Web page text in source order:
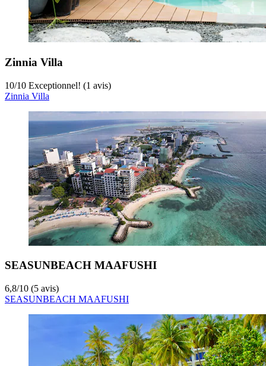
Zinnia Villa
10/10 Exceptionnel! (1 avis)
Zinnia Villa
SEASUNBEACH MAAFUSHI
6,8/10 (5 avis)
SEASUNBEACH MAAFUSHI